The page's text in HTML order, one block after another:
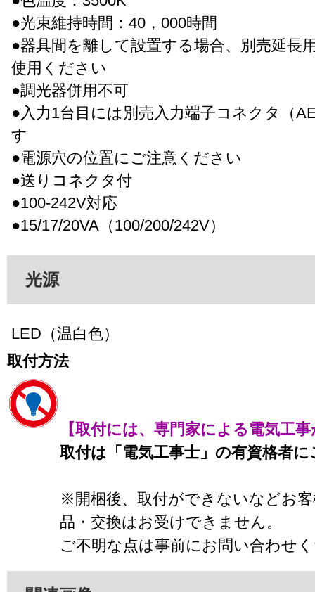
●光束維持時間：40，000時間
●器具間を離して設置する場合、別売延長
使用ください
●調光器併用不可
●入力1台目には別売入力端子コネクタ（
す
●電源穴の位置にご注意ください
●送りコネクタ付
●100-242V対応
●15/17/20VA（100/200/242V）
光源
LED（温白色）
取付方法
【取付には、専門家による電気工
取付は「電気工事士」の有資格者
※開梱後、取付ができないなどお
品・交換はお受けできません。
ご不明な点は事前にお問い合わせ